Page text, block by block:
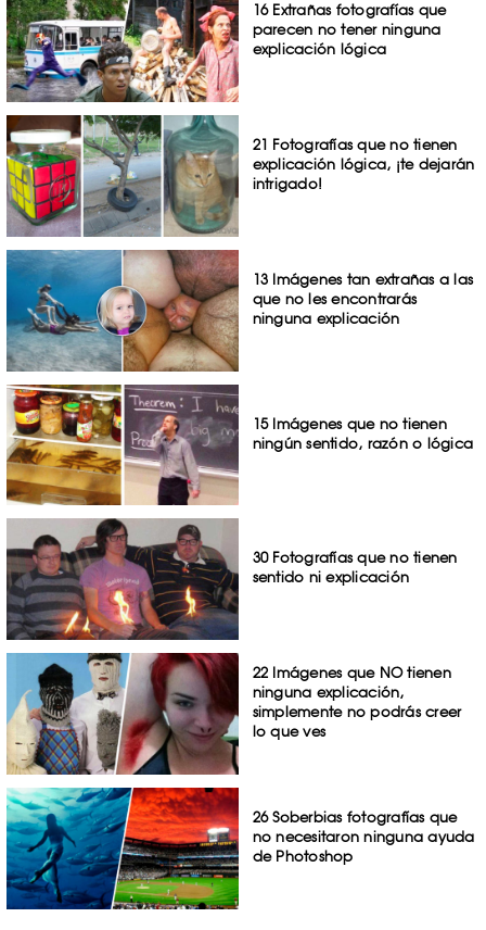
16 Extrañas fotografías que
parecen no tener ninguna
explicación lógica
21 Fotografías que no tienen
explicación lógica, ¡te dejarán
intrigado!
13 Imágenes tan extrañas a las
que no les encontrarás
ninguna explicación
15 Imágenes que no tienen
ningún sentido, razón o lógica
30 Fotografías que no tienen
sentido ni explicación
22 Imágenes que NO tienen
ninguna explicación,
simplemente no podrás creer
lo que ves
26 Soberbias fotografías que
no necesitaron ninguna ayuda
de Photoshop